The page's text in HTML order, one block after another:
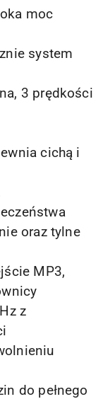
moc
system
3 prędkości
cichą i
oraz tylne
MP3,
z
do pełnego